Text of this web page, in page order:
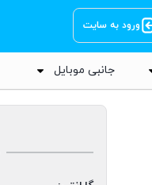
ورود به سایت
جانبی موبایل